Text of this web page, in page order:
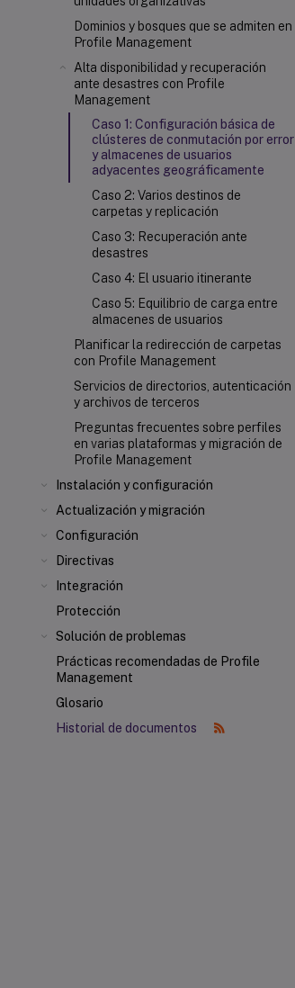
Dominios y bosques que se admiten en
Profile Management
Alta disponibilidad y recuperación
ante desastres con Profile
Management
Caso 1: Configuración básica de
clústeres de conmutación por error
y almacenes de usuarios
adyacentes geográficamente
Caso 2: Varios destinos de
carpetas y replicación
Caso 3: Recuperación ante
desastres
Caso 4: El usuario itinerante
Caso 5: Equilibrio de carga entre
almacenes de usuarios
Planificar la redirección de carpetas
con Profile Management
Servicios de directorios, autenticación
y archivos de terceros
Preguntas frecuentes sobre perfiles
en varias plataformas y migración de
Profile Management
Instalación y configuración
Actualización y migración
Configuración
Directivas
Integración
Protección
Solución de problemas
Prácticas recomendadas de Profile
Management
Glosario
Historial de documentos